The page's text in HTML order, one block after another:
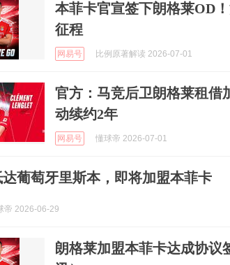
本菲卡官宣签下朗格莱OD
征程
网易号 比例原著解读 2026-07-01
官方：马竞后卫朗格莱租借
动续约2年
网易号 懂球帝 2026-07-01
达葡萄牙里斯本，即将加盟本菲卡
帝 2026-06-29
朗格莱加盟本菲卡达成协议